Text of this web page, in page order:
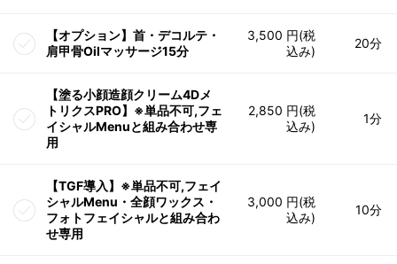
【オプション】首・デコルテ・
肩甲骨Oilマッサージ15分
3,500 円(税
込み)
20分
【塗る小顔造顔クリーム4Dメ
トリクスPRO】※単品不可,フェ
イシャルMenuと組み合わせ専
用
2,850 円(税
込み)
1分
【TGF導入】※単品不可,フェイ
シャルMenu・全顔ワックス・
フォトフェイシャルと組み合わ
せ専用
3,000 円(税
込み)
10分